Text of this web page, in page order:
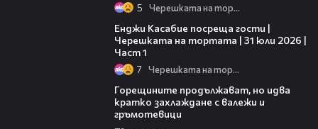
5 Черешката на тортата
Енджи Касабие посреща гости |
Черешката на тортата | 31 юли 2026 |
Част 1
7 Черешката на тортата
Горещините продължават, но идва
кратко захлаждане с валежи и
гръмотевици